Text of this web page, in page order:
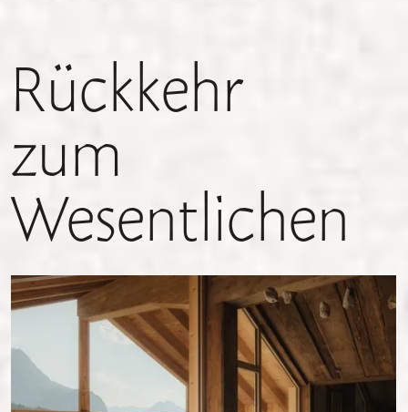
Rückkehr
zum
Wesentlichen